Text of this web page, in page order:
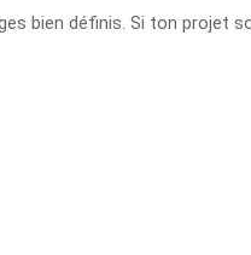
bien définis. Si ton projet